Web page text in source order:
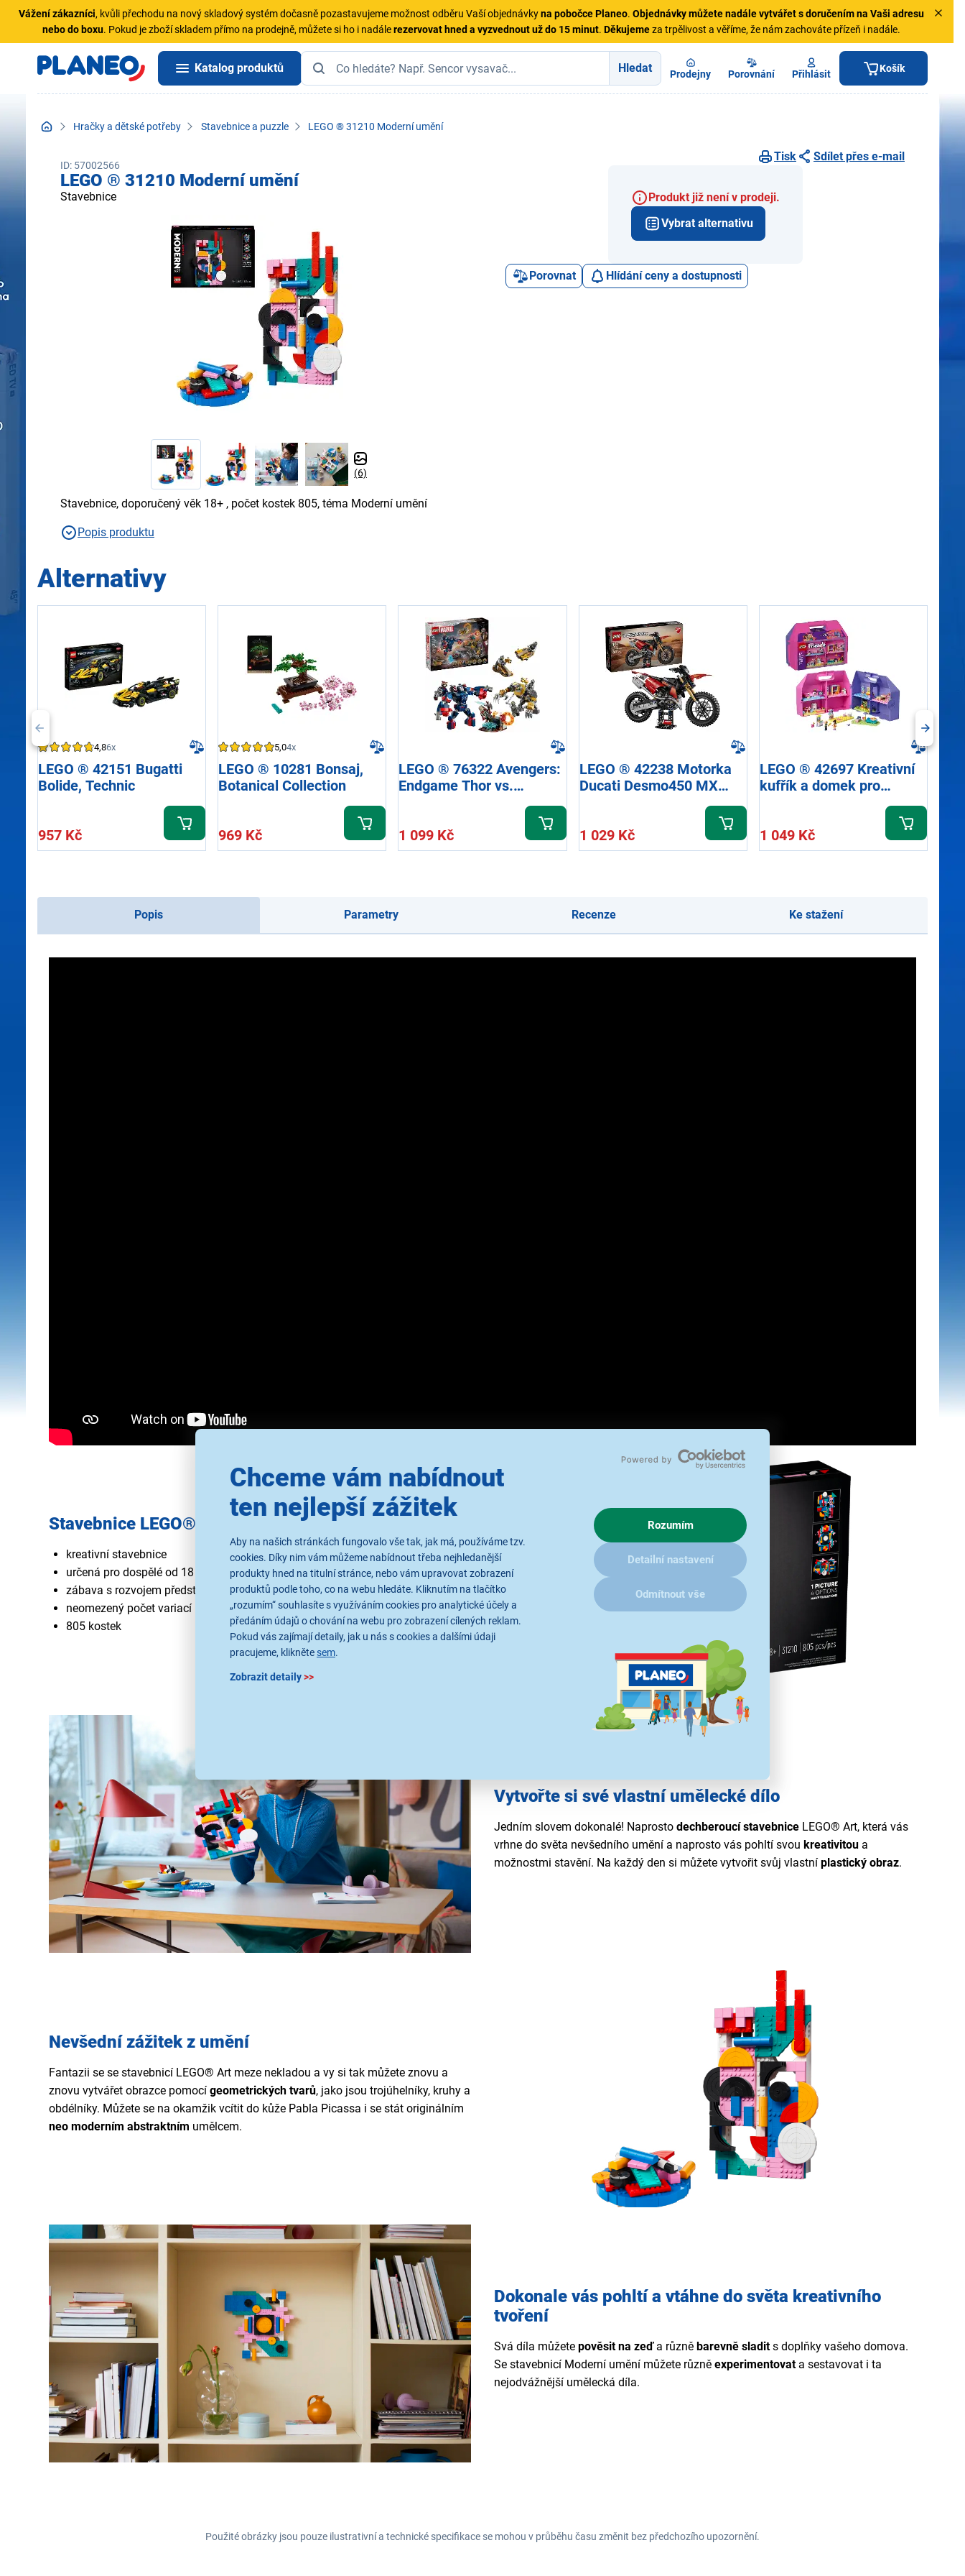
Chceme vám nabídnout
ten nejlepší zážitek
Aby na našich stránkách fungovalo vše tak, jak má, používáme tzv.
cookies. Díky nim vám můžeme nabídnout třeba nejhledanější
produkty hned na titulní stránce, nebo vám upravovat zobrazení
produktů podle toho, co na webu hledáte. Kliknutím na tlačítko
„rozumím“ souhlasíte s využíváním cookies pro analytické účely a
předáním údajů o chování na webu pro zobrazení cílených reklam.
Pokud vás zajímají detaily, jak u nás s cookies a dalšími údaji
pracujeme, klikněte sem.
Zobrazit detaily>>
Rozumím
Detailní nastavení
Odmítnout vše
Vážení zákazníci, kvůli přechodu na nový skladový systém dočasně pozastavujeme možnost odběru Vaší objednávkyna pobočce Planeo. Objednávkymůžete nadále vytvářet s doručením na Vaši adresu
nebo do boxu. Pokud je zboží skladem přímo na prodejně, můžete si ho i nadálerezervovat hned a vyzvednout už do 15 minut. Děkujemeza trpělivost a věříme, že nám zachováte přízeň i nadále.
Katalog produktů Hledat Prodejny Porovnání Přihlásit Košík
Hračky a dětské potřeby Stavebnice a puzzle LEGO ® 31210 Moderní umění
ID: 57002566
LEGO ® 31210 Moderní umění
Stavebnice
(6)
Stavebnice, doporučený věk 18+ , počet kostek 805, téma Moderní umění
Popis produktu
Tisk Sdílet přes e-mail
Produkt již není v prodeji.
Vybrat alternativu
Porovnat Hlídání ceny a dostupnosti
Alternativy
4,86x
LEGO ® 42151 Bugatti
Bolide, Technic
957 Kč
5,04x
LEGO ® 10281 Bonsaj,
Botanical Collection
969 Kč
LEGO ® 76322 Avengers:
Endgame Thor vs.
1 099 Kč
LEGO ® 42238 Motorka
Ducati Desmo450 MX
1 029 Kč
LEGO ® 42697 Kreativní
kufřík a domek pro
1 049 Kč
Popis Parametry Recenze Ke stažení
Stavebnice LEGO® Art 31210 Moderní umění
kreativní stavebnice
určená pro dospělé od 18 let
zábava s rozvojem představivosti
neomezený počet variací
805 kostek
Vytvořte si své vlastní umělecké dílo
Jedním slovem dokonalé! Naprosto dechberoucí stavebnice LEGO® Art, která vás
vrhne do světa nevšedního umění a naprosto vás pohltí svou kreativitou a
možnostmi stavění. Na každý den si můžete vytvořit svůj vlastní plastický obraz.
Nevšední zážitek z umění
Fantazii se se stavebnicí LEGO® Art meze nekladou a vy si tak můžete znovu a
znovu vytvářet obrazce pomocí geometrických tvarů, jako jsou trojúhelníky, kruhy a
obdélníky. Můžete se na okamžik vcítit do kůže Pabla Picassa i se stát originálním
neo moderním abstraktním umělcem.
Dokonale vás pohltí a vtáhne do světa kreativního
tvoření
Svá díla můžetepověsit na zeďa různě barevně sladits doplňky vašeho domova.
Se stavebnicí Moderní umění můžete různě experimentovata sestavovat i ta
nejodvážnější umělecká díla.
Použité obrázky jsou pouze ilustrativní a technické specifikace se mohou v průběhu času změnit bez předchozího upozornění.